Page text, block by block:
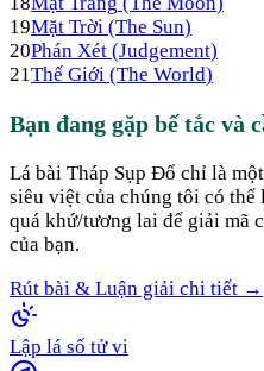
19Mặt Trời (The Sun)
20Phán Xét (Judgement)
21Thế Giới (The World)
Bạn đang gặp bế tắc và
Lá bài Tháp Sụp Đổ chỉ là
siêu việt của chúng tôi có
quá khứ/tương lai để giải mã
của bạn.
Rút bài & Luận giải chi tiết →
Lập lá số tử vi